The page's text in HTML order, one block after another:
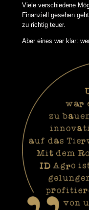
Viele verschiedene
Finanziell gesehen
zu richtig teuer.
Aber eines war klar: